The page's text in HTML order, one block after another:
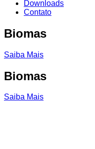
Downloads
Contato
Biomas
Saiba Mais
Biomas
Saiba Mais